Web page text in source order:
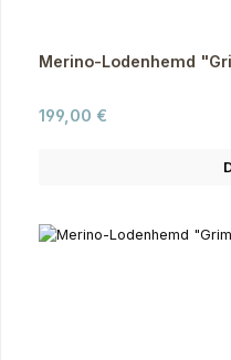
Merino-Lodenhemd
Regulärer Preis:
199,00 €